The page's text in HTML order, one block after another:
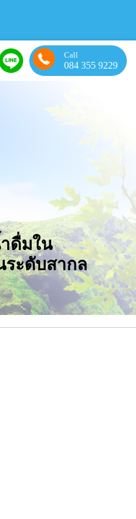
Call
084 355 9229
ดื่มใน
ะดับสากล